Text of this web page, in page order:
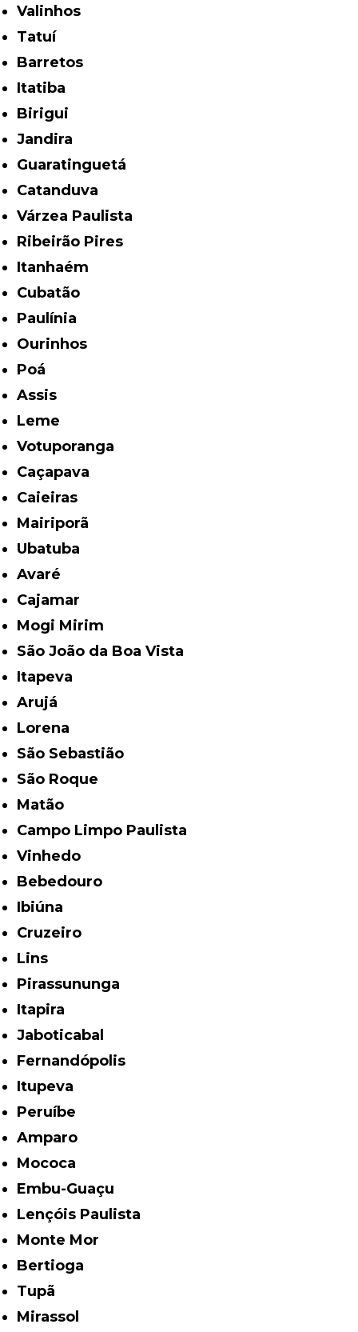
Valinhos
Tatuí
Barretos
Itatiba
Birigui
Jandira
Guaratinguetá
Catanduva
Várzea Paulista
Ribeirão Pires
Itanhaém
Cubatão
Paulínia
Ourinhos
Poá
Assis
Leme
Votuporanga
Caçapava
Caieiras
Mairiporã
Ubatuba
Avaré
Cajamar
Mogi Mirim
São João da Boa Vista
Itapeva
Arujá
Lorena
São Sebastião
São Roque
Matão
Campo Limpo Paulista
Vinhedo
Bebedouro
Ibiúna
Cruzeiro
Lins
Pirassununga
Itapira
Jaboticabal
Fernandópolis
Itupeva
Peruíbe
Amparo
Mococa
Embu-Guaçu
Lençóis Paulista
Monte Mor
Bertioga
Tupã
Mirassol